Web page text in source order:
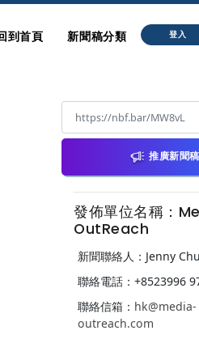
到首頁 新聞稿分類 登入
推廣新聞稿
發佈單位名稱：
OutReach
新聞聯絡人：Jenny Chu
聯絡電話：+8523996
聯絡信箱： hk@media-
outreach.com